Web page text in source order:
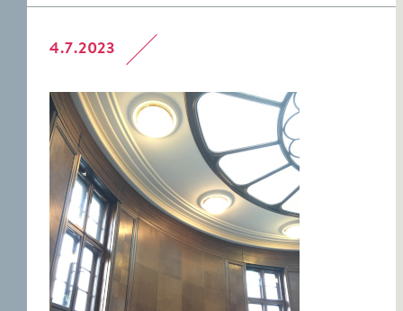
4.7.2023